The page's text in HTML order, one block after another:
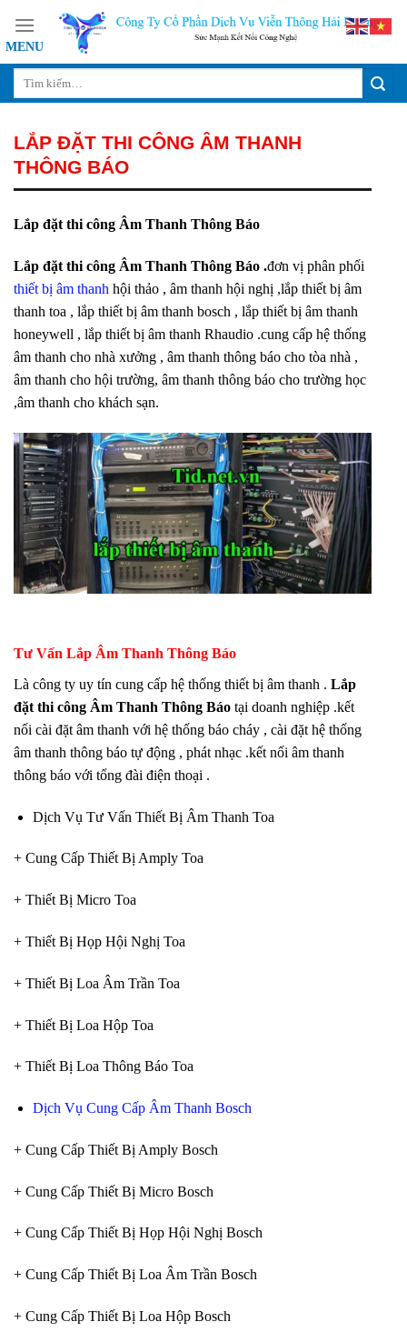
content
LẮP ĐẶT THI CÔNG ÂM THANH
THÔNG BÁO
Lắp đặt thi công Âm Thanh Thông Báo
Lắp đặt thi công Âm Thanh Thông Báo .đơn vị phân phối
thiết bị âm thanh hội thảo , âm thanh hội nghị ,lắp thiết bị âm
thanh toa , lắp thiết bị âm thanh bosch , lắp thiết bị âm thanh
honeywell , lắp thiết bị âm thanh Rhaudio .cung cấp hệ thống
âm thanh cho nhà xưởng , âm thanh thông báo cho tòa nhà ,
âm thanh cho hội trường, âm thanh thông báo cho trường học
,âm thanh cho khách sạn.
Tư Vấn Lắp Âm Thanh Thông Báo
Là công ty uy tín cung cấp hệ thống thiết bị âm thanh . Lắp
đặt thi công Âm Thanh Thông Báo tại doanh nghiệp .kết
nối cài đặt âm thanh với hệ thống báo cháy , cài đặt hệ thống
âm thanh thông báo tự động , phát nhạc .kết nối âm thanh
thông báo với tổng đài điện thoại .
Dịch Vụ Tư Vấn Thiết Bị Âm Thanh Toa
+ Cung Cấp Thiết Bị Amply Toa
+ Thiết Bị Micro Toa
+ Thiết Bị Họp Hội Nghị Toa
+ Thiết Bị Loa Âm Trần Toa
+ Thiết Bị Loa Hộp Toa
+ Thiết Bị Loa Thông Báo Toa
Dịch Vụ Cung Cấp Âm Thanh Bosch
+ Cung Cấp Thiết Bị Amply Bosch
+ Cung Cấp Thiết Bị Micro Bosch
+ Cung Cấp Thiết Bị Họp Hội Nghị Bosch
+ Cung Cấp Thiết Bị Loa Âm Trần Bosch
+ Cung Cấp Thiết Bị Loa Hộp Bosch